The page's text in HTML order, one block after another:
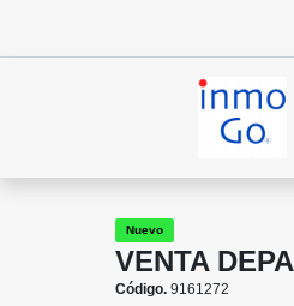
Nuevo
VENTA
Código. 9161272